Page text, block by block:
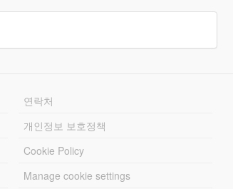
연락처
개인정보 보호정책
Cookie Policy
Manage cookie settings